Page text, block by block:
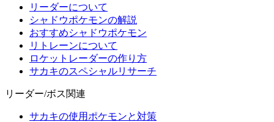
リーダーについて
シャドウポケモンの解説
おすすめシャドウポケモン
リトレーンについて
ロケットレーダーの作り方
サカキのスペシャルリサーチ
リーダー/ボス関連
サカキの使用ポケモンと対策